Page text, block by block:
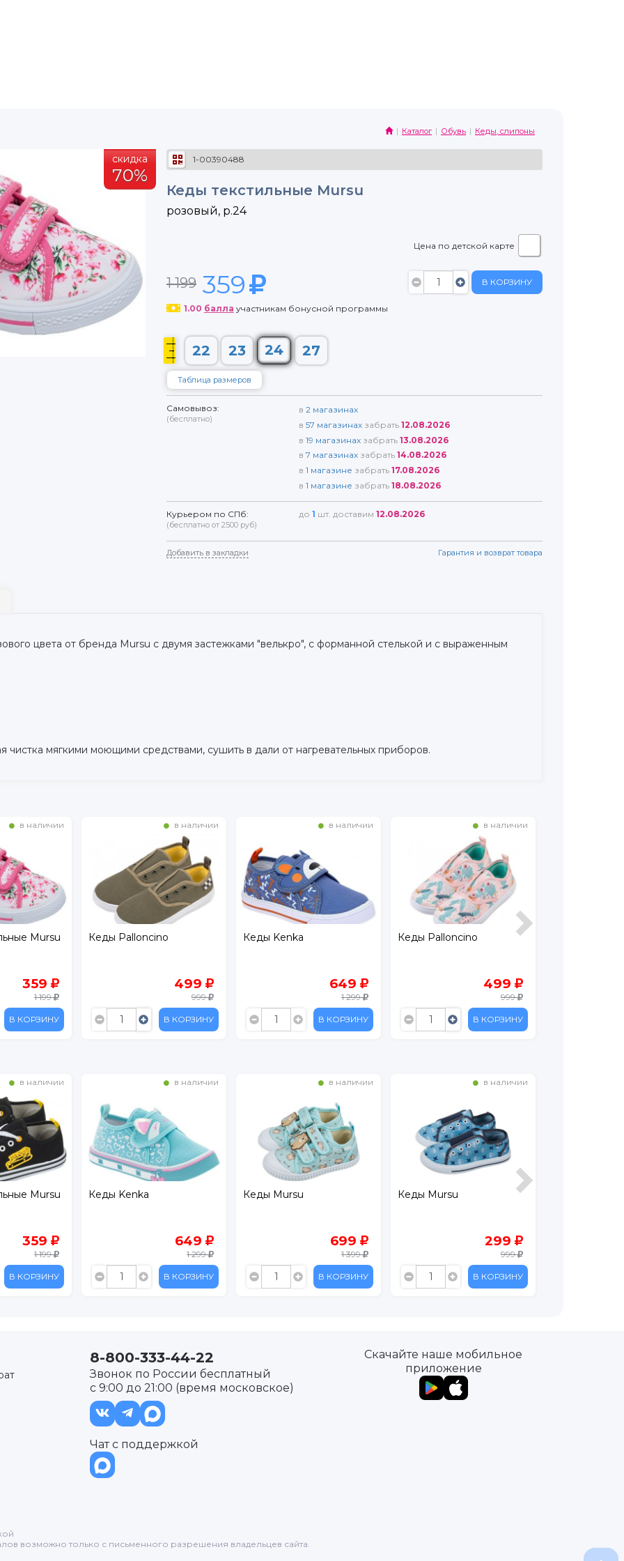
Каталог Обувь Кеды, слипоны
скидка
70%
1-00390488
Кеды текстильные Mursu
розовый, р.24
Цена по детской карте
1 199 359 В КОРЗИНУ
1.00 балла участникам бонусной программы
22 23 24 27
Таблица размеров
Самовывоз:
(бесплатно)
в 2 магазинах
в 57 магазинах забрать 12.08.2026
в 19 магазинах забрать 13.08.2026
в 7 магазинах забрать 14.08.2026
в 1 магазине забрать 17.08.2026
в 1 магазине забрать 18.08.2026
Курьером по СПб:
(бесплатно от 2500 руб)
до 1 шт. доставим 12.08.2026
Добавить в закладки Гарантия и возврат товара
цвета от бренда Mursu с двумя застежками "велькро", с форманной стелькой и с выраженным
чистка мягкими моющими средствами, сушить в дали от нагревательных приборов.
Кеды Palloncino
В КОРЗИНУ В КОРЗИНУ
Кеды Palloncino
В КОРЗИНУ
Кеды Mursu
в наличии
Mursu
359
1 199
В КОРЗИНУ
в наличии
Кеды Kenka
649
1 299
В КОРЗИНУ
в наличии
Кеды Mursu
699
1 399
В КОРЗИНУ
в наличии
Кеды Mursu
299
999
В КОРЗИНУ
8-800-333-44-22
Звонок по России бесплатный
с 9:00 до 21:00 (время московское)
Чат с поддержкой
Скачайте наше мобильное
приложение
возможно только с письменного разрешения владельцев сайта.